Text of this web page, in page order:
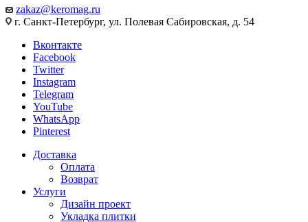
zakaz@keromag.ru
г. Санкт-Петербург, ул. Полевая Сабировская, д. 54
Вконтакте
Facebook
Twitter
Instagram
Telegram
YouTube
WhatsApp
Pinterest
Доставка
Оплата
Возврат
Услуги
Дизайн проект
Укладка плитки